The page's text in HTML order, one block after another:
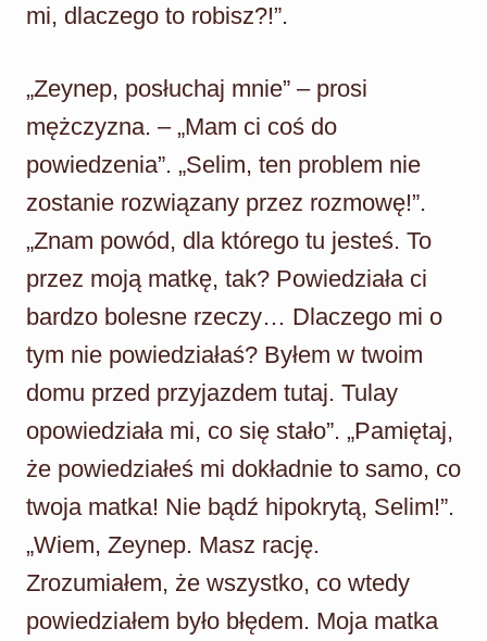
mi, dlaczego to robisz?!”.
„Zeynep, posłuchaj mnie” – prosi
mężczyzna. – „Mam ci coś do
powiedzenia”. „Selim, ten problem nie
zostanie rozwiązany przez rozmowę!”.
„Znam powód, dla którego tu jesteś. To
przez moją matkę, tak? Powiedziała ci
bardzo bolesne rzeczy… Dlaczego mi o
tym nie powiedziałaś? Byłem w twoim
domu przed przyjazdem tutaj. Tulay
opowiedziała mi, co się stało”. „Pamiętaj,
że powiedziałeś mi dokładnie to samo, co
twoja matka! Nie bądź hipokrytą, Selim!”.
„Wiem, Zeynep. Masz rację.
Zrozumiałem, że wszystko, co wtedy
powiedziałem było błędem. Moja matka